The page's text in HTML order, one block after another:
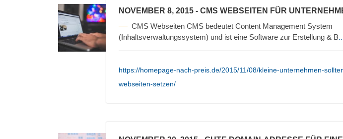
NOVEMBER 8, 2015 - CMS WEBSEITEN FÜR
CMS Webseiten CMS bedeutet Content Management System
(Inhaltsverwaltungssystem) und ist eine Software zur Erstellung & B
https://homepage-nach-preis.de/2015/11/08/kleine-unternehmen-
webseiten-setzen/